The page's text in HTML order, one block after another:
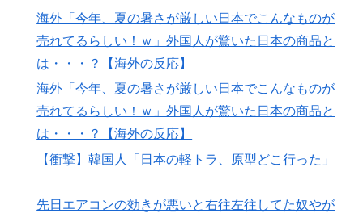
海外「今年、夏の暑さが厳しい日本でこんなものが
売れてるらしい！ｗ」外国人が驚いた日本の商品と
は・・・？【海外の反応】
海外「今年、夏の暑さが厳しい日本でこんなものが
売れてるらしい！ｗ」外国人が驚いた日本の商品と
は・・・？【海外の反応】
【衝撃】韓国人「日本の軽トラ、原型どこ行った」
先日エアコンの効きが悪いと右往左往してた奴やが